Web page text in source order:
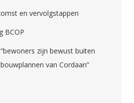
en vervolgstappen
BCOP
zijn bewust buiten
van Cordaan”